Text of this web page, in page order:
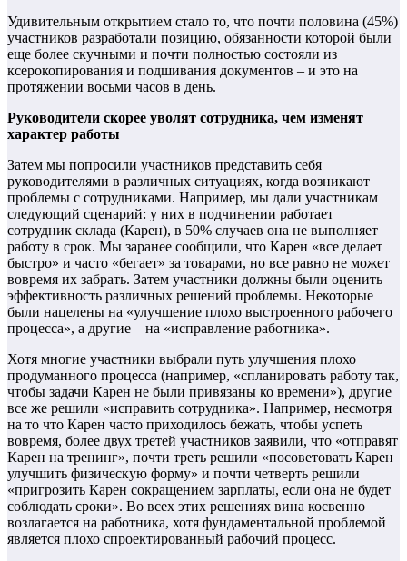
Удивительным открытием стало то, что почти половина (45%)
участников разработали позицию, обязанности которой были
еще более скучными и почти полностью состояли из
ксерокопирования и подшивания документов – и это на
протяжении восьми часов в день.
Руководители скорее уволят сотрудника, чем изменят
характер работы
Затем мы попросили участников представить себя
руководителями в различных ситуациях, когда возникают
проблемы с сотрудниками. Например, мы дали участникам
следующий сценарий: у них в подчинении работает
сотрудник склада (Карен), в 50% случаев она не выполняет
работу в срок. Мы заранее сообщили, что Карен «все делает
быстро» и часто «бегает» за товарами, но все равно не может
вовремя их забрать. Затем участники должны были оценить
эффективность различных решений проблемы. Некоторые
были нацелены на «улучшение плохо выстроенного рабочего
процесса», а другие – на «исправление работника».
Хотя многие участники выбрали путь улучшения плохо
продуманного процесса (например, «спланировать работу так,
чтобы задачи Карен не были привязаны ко времени»), другие
все же решили «исправить сотрудника». Например, несмотря
на то что Карен часто приходилось бежать, чтобы успеть
вовремя, более двух третей участников заявили, что «отправят
Карен на тренинг», почти треть решили «посоветовать Карен
улучшить физическую форму» и почти четверть решили
«пригрозить Карен сокращением зарплаты, если она не будет
соблюдать сроки». Во всех этих решениях вина косвенно
возлагается на работника, хотя фундаментальной проблемой
является плохо спроектированный рабочий процесс.